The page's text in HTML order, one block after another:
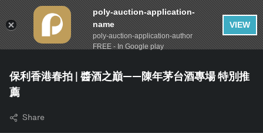
保利香港春拍 | 醬酒之巔——陳年茅台酒專場 特別推
薦
Share
poly-auction-application-
name
poly-auction-application-author
FREE - In Google play
VIEW